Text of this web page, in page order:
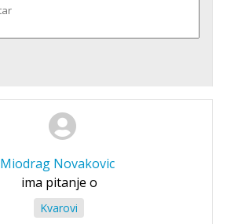
Miodrag Novakovic
ima pitanje o
Kvarovi